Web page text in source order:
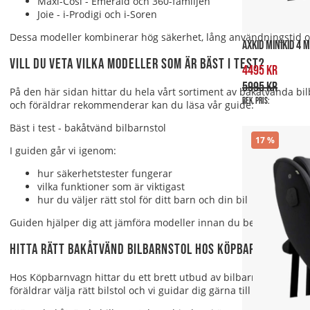
Joie - i-Prodigi och i-Soren
Dessa modeller kombinerar hög säkerhet, lång
Vill du veta vilka modeller som är bäst i test?
På den här sidan hittar du hela vårt sortiment av bakåtvända
och föräldrar rekommenderar kan du läsa vår guide:
Bäst i test - bakåtvänd bilbarnstol
I guiden går vi igenom:
hur säkerhetstester fungerar
vilka funktioner som är viktigast
hur du väljer rätt stol för ditt barn och din bil
Guiden hjälper dig att jämföra modeller innan du bestämmer dig.
Hitta rätt bakåtvänd bilbarnstol hos Köpbarnvagn
Hos Köpbarnvagn hittar du ett brett utbud av bilbarnstolar
föräldrar välja rätt bilstol och vi guidar dig gärna till en säker
AXKID MINIKID 4
4495 kr
5995 kr
Rek. pris:
17